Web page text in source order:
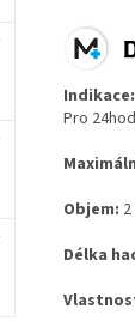
Indikace:
Pro
Objem:
Délka